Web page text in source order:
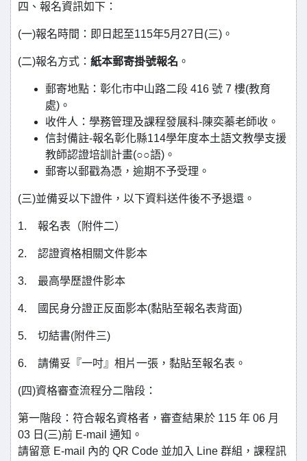
四、報名資訊如下：
(一)報名時間：即日起至115年5月27日(三)。
(二)報名方式： 紙本郵寄掛號報名 。
郵寄地點：彰化市中山路二段 416 號 7 樓(教育
處)。
收件人：學務管理及課程發展科-陳奕蓁老師收。
信封備註-報名彰化縣114學年度本土語文教學支援
教師認證培訓計畫(○○語)。
郵寄以郵戳為憑，逾期不予受理。
(三)並備妥以下證件，以下資料送件後不予退還。
1. 報名表（附件二）
2. 認證資格相關文件影本
3. 最高學歷證件影本
4. 國民身分證正反面影本(黏貼至報名表背面)
5. 切結書(附件三)
6. 請備妥『一吋』相片一張，黏貼至報名表。
(四)資格審查流程分二階段：
第一階段：符合報名資格者，審查結果於 115 年 06 月
03 日(三)前 E-mail 通知。
請留意 E-mail 內的 QR Code 並加入 Line 群組，課程訊